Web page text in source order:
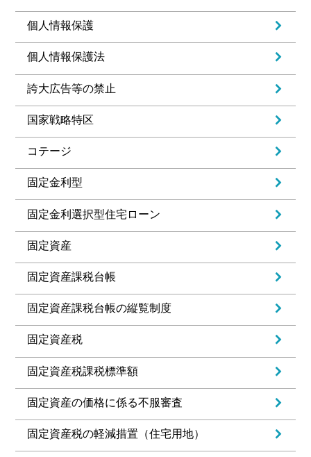
個人情報保護
個人情報保護法
誇大広告等の禁止
国家戦略特区
コテージ
固定金利型
固定金利選択型住宅ローン
固定資産
固定資産課税台帳
固定資産課税台帳の縦覧制度
固定資産税
固定資産税課税標準額
固定資産の価格に係る不服審査
固定資産税の軽減措置（住宅用地）